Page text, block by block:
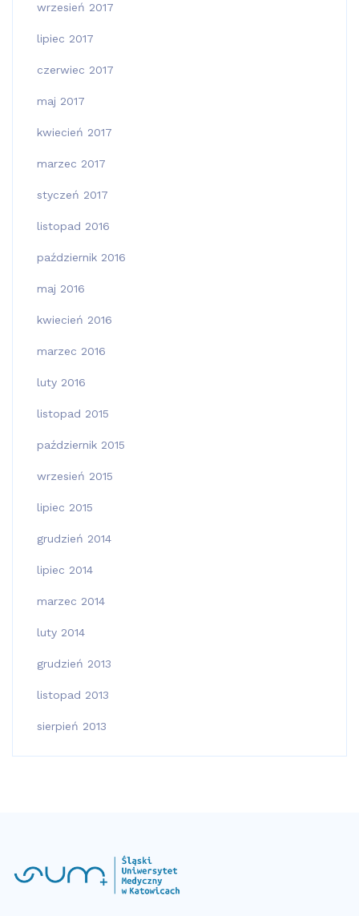
wrzesień 2017
lipiec 2017
czerwiec 2017
maj 2017
kwiecień 2017
marzec 2017
styczeń 2017
listopad 2016
październik 2016
maj 2016
kwiecień 2016
marzec 2016
luty 2016
listopad 2015
październik 2015
wrzesień 2015
lipiec 2015
grudzień 2014
lipiec 2014
marzec 2014
luty 2014
grudzień 2013
listopad 2013
sierpień 2013